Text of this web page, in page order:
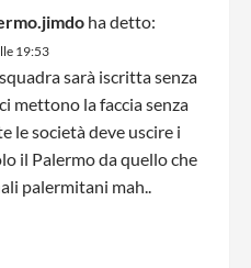
ha detto:
19:53
sarà iscritta senza
mettono la faccia senza
le società deve uscire i
il Palermo da quello che
palermitani mah..